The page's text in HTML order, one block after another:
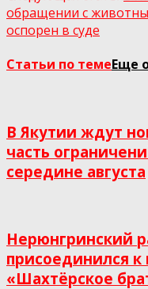
обращении с
оспорен в суде
Статьи по темеЕще
В Якутии ждут
часть
середине августа
Нерюнгринский
присоединился к
«Шахтёрское